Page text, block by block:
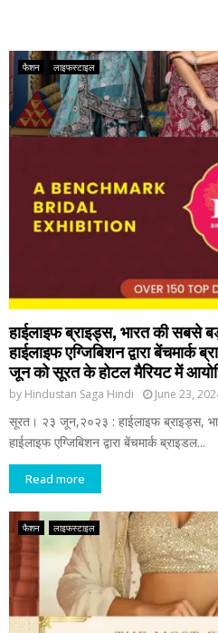
फैशन लाइफस्टाइल
हाईलाइफ ब्राइड्स, भारत की सबसे
हाईलाइफ एग्जिबिशन द्वारा
जून को सूरत के होटल मैरियट में
by Hindustan Saga Hindi June 23,
सूरत। २३ जून,२०२३ : हाईलाइफ ब्राइड्स,
हाईलाइफ एग्जिबिशन द्वारा बेंचमार्क ब्राइडल...
Read more
फैशन लाइफस्टाइल